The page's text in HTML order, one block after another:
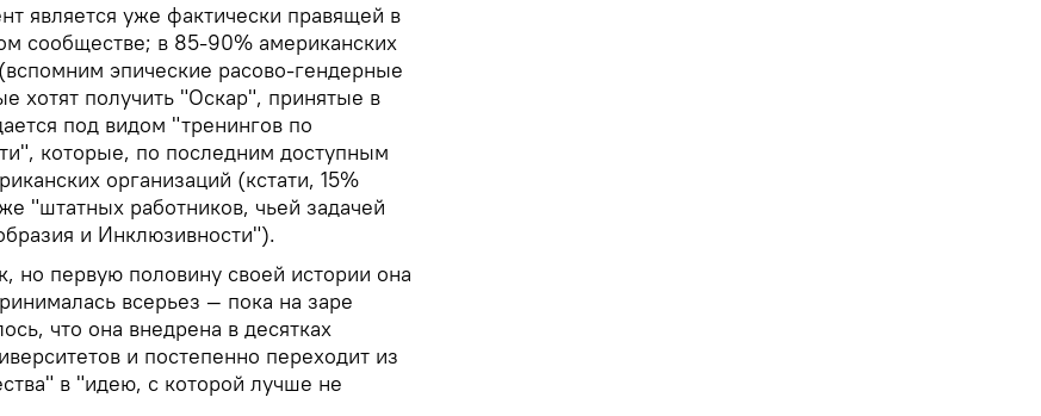
является уже фактически правящей в
сообществе; в 85-90% американских
эпические расово-гендерные
хотят получить "Оскар", принятые в
под видом "тренингов по
которые, по последним доступным
организаций (кстати, 15%
"штатных работников, чьей задачей
и Инклюзивности").
но первую половину своей истории она
всерьез — пока на заре
что она внедрена в десятках
и постепенно переходит из
в "идею, с которой лучше не